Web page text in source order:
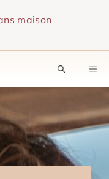
maison